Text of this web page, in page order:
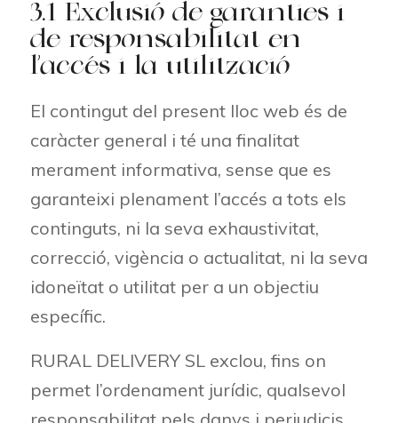
3.1 Exclusió de garanties i
de responsabilitat en
l’accés i la utilització
El contingut del present lloc web és de
caràcter general i té una finalitat
merament informativa, sense que es
garanteixi plenament l’accés a tots els
continguts, ni la seva exhaustivitat,
correcció, vigència o actualitat, ni la seva
idoneïtat o utilitat per a un objectiu
específic.
RURAL DELIVERY SL exclou, fins on
permet l’ordenament jurídic, qualsevol